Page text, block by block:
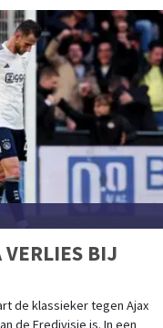
BIJ
de klassieker tegen Ajax
de Eredivisie is. In een